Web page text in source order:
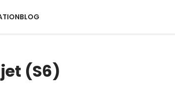
BLOG
(S6)